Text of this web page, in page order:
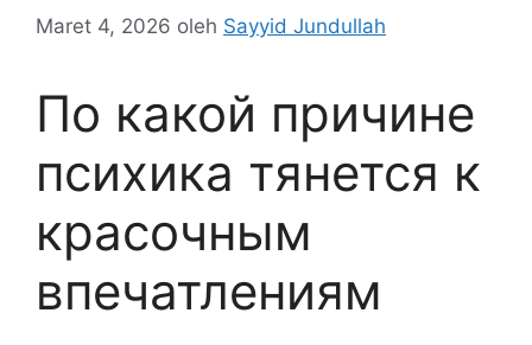
Maret 4, 2026 oleh Sayyid Jundullah
По какой причине
психика тянется к
красочным
впечатлениям